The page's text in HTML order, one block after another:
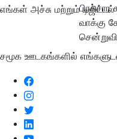
எங்கள் அச்சு மற்றும் டிஜிட்டல்
சமூக ஊடகங்களில்
வாக்கு